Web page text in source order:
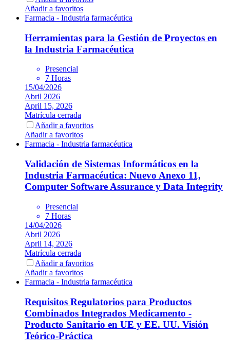
Añadir a favoritos
Farmacia - Industria farmacéutica
Herramientas para la Gestión de Proyectos en
la Industria Farmacéutica
Presencial
7 Horas
15/04/2026
Abril 2026
April 15, 2026
Matrícula cerrada
Añadir a favoritos
Añadir a favoritos
Farmacia - Industria farmacéutica
Validación de Sistemas Informáticos en la
Industria Farmacéutica: Nuevo Anexo 11,
Computer Software Assurance y Data Integrity
Presencial
7 Horas
14/04/2026
Abril 2026
April 14, 2026
Matrícula cerrada
Añadir a favoritos
Añadir a favoritos
Farmacia - Industria farmacéutica
Requisitos Regulatorios para Productos
Combinados Integrados Medicamento -
Producto Sanitario en UE y EE. UU. Visión
Teórico-Práctica